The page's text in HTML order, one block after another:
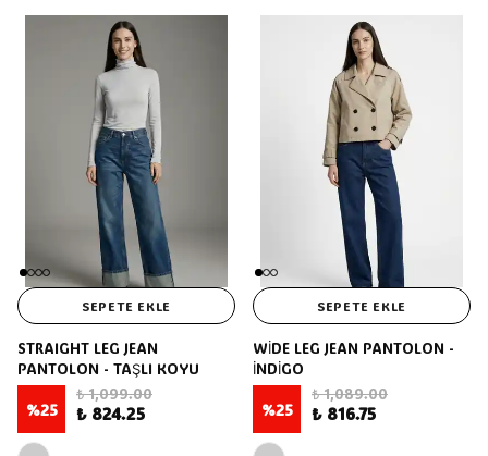
SEPETE EKLE
STRAIGHT LEG JEAN
PANTOLON - TAŞLI KOYU
%25
₺ 1,099.00
₺ 824.25
SEPETE EKLE
WİDE LEG JEAN PANTOLON -
İNDİGO
%25
₺ 1,089.00
₺ 816.75